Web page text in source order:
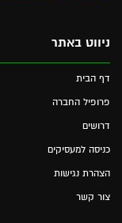
ניווט באתר
דף הבית
פרופיל החברה
דרושים
כניסה למעסיקים
הצהרת נגישות
צור קשר